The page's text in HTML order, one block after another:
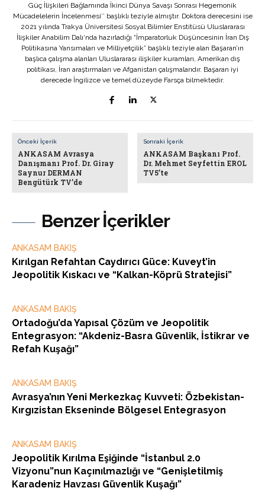
Benzer İçerikler
ANKASAM BAKIŞ
Kırılgan Refahtan Caydırıcı Güce: Kuveyt’in
Jeopolitik Kıskacı ve “Kalkan-Köprü Stratejisi”
ANKASAM BAKIŞ
Ortadoğu’da Yapısal Çözüm ve Jeopolitik
Entegrasyon: “Akdeniz-Basra Güvenlik, İstikrar ve
Refah Kuşağı”
ANKASAM BAKIŞ
Avrasya’nın Yeni Merkezkaç Kuvveti: Özbekistan-
Kırgızistan Ekseninde Bölgesel Entegrasyon
ANKASAM BAKIŞ
Jeopolitik Kırılma Eşiğinde “İstanbul 2.0
Vizyonu”nun Kaçınılmazlığı ve “Genişletilmiş
Karadeniz Havzası Güvenlik Kuşağı”
Güç İlişkileri Bağlamında İkinci Dünya Savaşı Sonrası Hegemonik
Mücadelelerin İncelenmesi’’ başlıklı teziyle almıştır. Doktora derecesini ise
2021 yılında Trakya Üniversitesi Sosyal Bilimler Enstitüsü Uluslararası
İlişkiler Anabilim Dalı‘nda hazırladığı “İmparatorluk Düşüncesinin İran Dış
Politikasına Yansımaları ve Milliyetçilik” başlıklı teziyle alan Başaran’ın
başlıca çalışma alanları Uluslararası ilişkiler kuramları, Amerikan dış
politikası, İran araştırmaları ve Afganistan çalışmalarıdır. Başaran iyi
derecede İngilizce ve temel düzeyde Farsça bilmektedir.
Önceki İçerik
ANKASAM Avrasya
Danışmanı Prof. Dr. Giray
Saynur DERMAN
Bengütürk TV’de
Sonraki İçerik
ANKASAM Başkanı Prof.
Dr. Mehmet Seyfettin EROL
TV5’te